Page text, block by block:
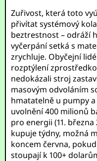
Zuřivost, která toto
přivítat systémový
beztrestnost – odráží
vyčerpání setká s
zrychluje. Obyčejní
rozptýlení
nedokázali stroj
masovým odvoláním
hmatatelně u pumpy
uvolnění 400 milionů
pro energii (11.
kupuje týdny, možná
koncem června,
stoupají k 100+